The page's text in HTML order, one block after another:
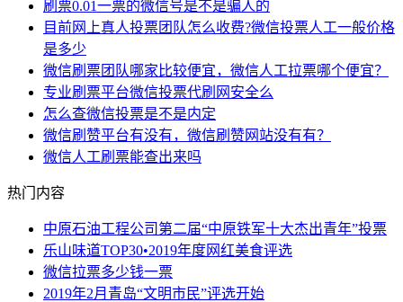
刷票0.01一票的微信号是不是骗人的
目前网上真人投票团队怎么收费?微信投票人工一般价格
是多少
微信刷票团队哪家比较便宜，微信人工拉票哪个便宜？
专业刷票平台微信投票代刷网安全么
怎么查微信投票是不是内定
微信刷赞平台有没有，微信刷赞网站没有有？
微信人工刷票能查出来吗
热门内容
中原石油工程公司第二届“中原铁军十大杰出青年”投票
乐山味道TOP30•2019年度网红美食评选
微信拉票多少钱一票
2019年2月青岛“文明市民”评选开始